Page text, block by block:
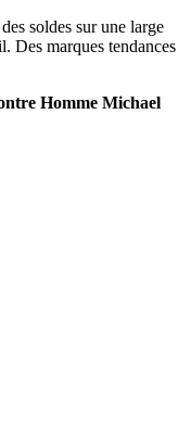
soldes sur une large
Des marques tendances
Homme Michael